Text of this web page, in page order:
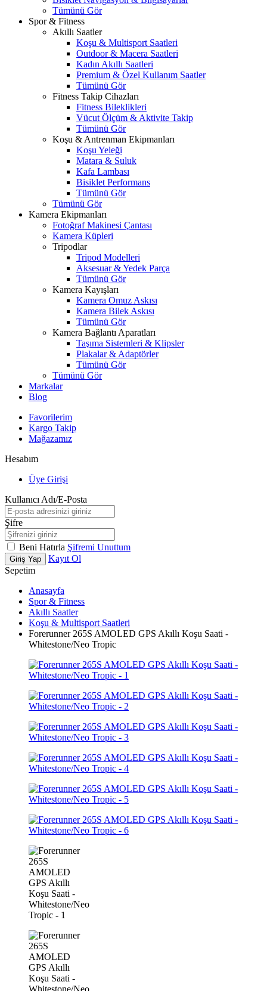
Tümünü Gör
Spor & Fitness
Akıllı Saatler
Koşu & Multisport Saatleri
Outdoor & Macera Saatleri
Kadın Akıllı Saatleri
Premium & Özel Kullanım Saatler
Tümünü Gör
Fitness Takip Cihazları
Fitness Bileklikleri
Vücut Ölçüm & Aktivite Takip
Tümünü Gör
Koşu & Antrenman Ekipmanları
Koşu Yeleği
Matara & Suluk
Kafa Lambası
Bisiklet Performans
Tümünü Gör
Tümünü Gör
Kamera Ekipmanları
Fotoğraf Makinesi Çantası
Kamera Küpleri
Tripodlar
Tripod Modelleri
Aksesuar & Yedek Parça
Tümünü Gör
Kamera Kayışları
Kamera Omuz Askısı
Kamera Bilek Askısı
Tümünü Gör
Kamera Bağlantı Aparatları
Taşıma Sistemleri & Klipsler
Plakalar & Adaptörler
Tümünü Gör
Tümünü Gör
Markalar
Blog
Favorilerim
Kargo Takip
Mağazamız
Hesabım
Üye Girişi
Kullanıcı Adı/E-Posta
Şifre
Beni Hatırla Şifremi Unuttum
Giriş Yap
Kayıt Ol
Sepetim
Anasayfa
Spor & Fitness
Akıllı Saatler
Koşu & Multisport Saatleri
Forerunner 265S AMOLED GPS Akıllı Koşu Saati -
Whitestone/Neo Tropic